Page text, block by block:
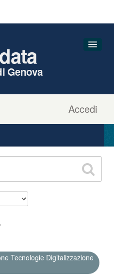
Accedi
Genova
Tecnologie Digitalizzazione